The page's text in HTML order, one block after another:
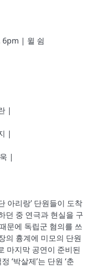
6pm | 윌 쉼
|
|
|
아리랑’ 단원들이 도착
던 중 연극과 현실을 구
문에 독립군 혐의를 쓰
의 흉계에 미모의 단원
마지막 공연이 준비된
‘박살제’는 단원 ‘춘